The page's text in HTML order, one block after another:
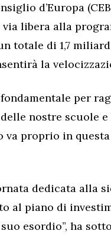
d’Europa
libera alla
totale di 1,7
la
fondamentale per
nostre scuole
va proprio in
dedicata alla
al piano di
esordio”, ha